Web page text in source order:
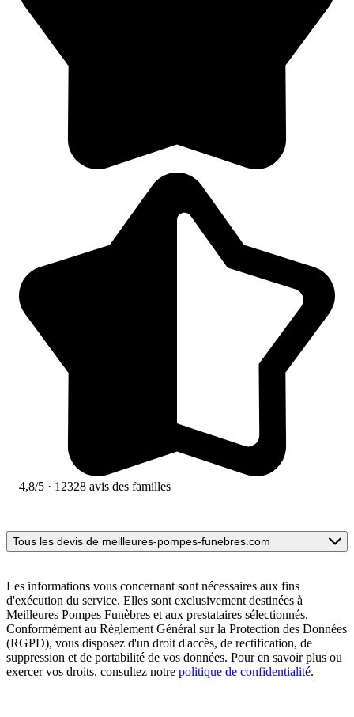
4,8/5 · 12328 avis des familles
Tous les devis de meilleures-pompes-funebres.com
Les informations vous concernant sont nécessaires aux fins
d'exécution du service. Elles sont exclusivement destinées à
Meilleures Pompes Funèbres et aux prestataires sélectionnés.
Conformément au Règlement Général sur la Protection des Données
(RGPD), vous disposez d'un droit d'accès, de rectification, de
suppression et de portabilité de vos données. Pour en savoir plus ou
exercer vos droits, consultez notre politique de confidentialité.